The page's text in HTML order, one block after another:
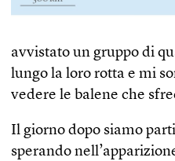
avvistato un gruppo di
lungo la loro rotta e mi
vedere le balene che
Il giorno dopo siamo
sperando